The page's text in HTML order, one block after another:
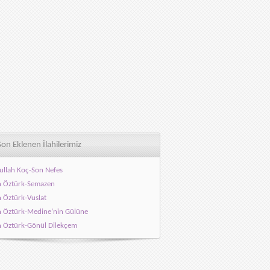
Eklenen İlahilerimiz
Koç-Son Nefes
Öztürk-Semazen
Öztürk-Vuslat
Öztürk-Medine’nin Gülüne
Öztürk-Gönül Dilekçem